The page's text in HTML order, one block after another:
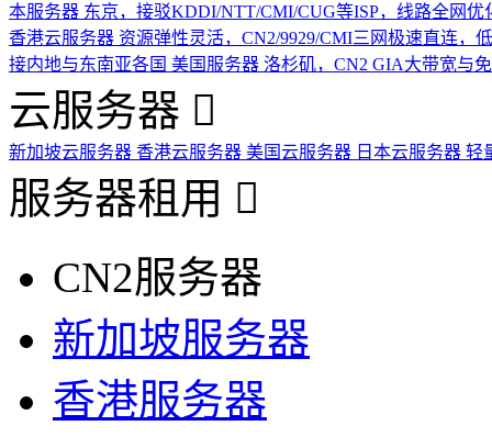
本服务器 东京，接驳KDDI/NTT/CMI/CUG等ISP，线路全网优
香港云服务器 资源弹性灵活，CN2/9929/CMI三网极速直连，
接内地与东南亚各国 美国服务器 洛杉矶，CN2 GIA大带宽与
云服务器
新加坡云服务器 香港云服务器 美国云服务器 日本云服务器 轻
服务器租用
CN2服务器
新加坡服务器
香港服务器